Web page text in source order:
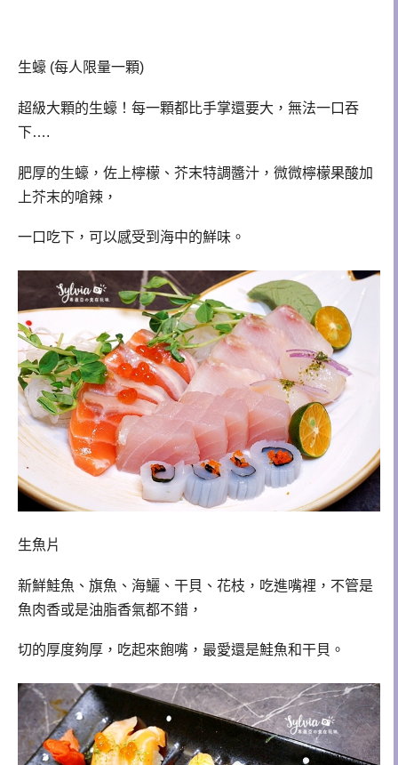
生蠔 (每人限量一顆)
超級大顆的生蠔！每一顆都比手掌還要大，無法一口吞
下….
肥厚的生蠔，佐上檸檬、芥末特調醬汁，微微檸檬果酸加
上芥末的嗆辣，
一口吃下，可以感受到海中的鮮味。
生魚片
新鮮鮭魚、旗魚、海鱺、干貝、花枝，吃進嘴裡，不管是
魚肉香或是油脂香氣都不錯，
切的厚度夠厚，吃起來飽嘴，最愛還是鮭魚和干貝。